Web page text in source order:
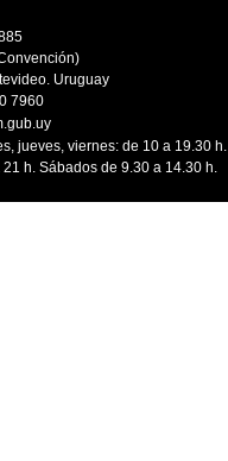
Uruguay
7960
jueves, viernes: de 10 a 19.30 h.
21 h. Sábados de 9.30 a 14.30 h.